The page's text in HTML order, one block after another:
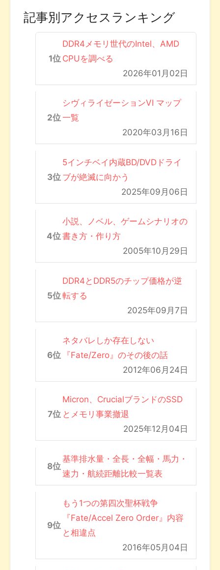
記事別アクセスランキング
DDR4メモリ世代のIntel、AMD
CPUを調べる
2026年01月02日
シヴィライゼーションVI マップ
一覧
2020年03月16日
5インチベイ内蔵BD/DVDドライ
ブが絶滅に向かう
2025年09月06日
小説、ノベル、ゲームシナリオの
書き方・作り方
2005年10月29日
DDR4とDDR5のチップ価格が逆
転する
2025年09月7日
ネタバレしか存在しない
『Fate/Zero』のその後の話
2012年06月24日
Micron、CrucialブランドのSSD
とメモリ事業撤退
2025年12月04日
基準排水量・全長・全幅・馬力・
速力・航続距離比較一覧表
もう1つの第四次聖杯戦争
『Fate/Accel Zero Order』内容
と相違点
2016年05月04日